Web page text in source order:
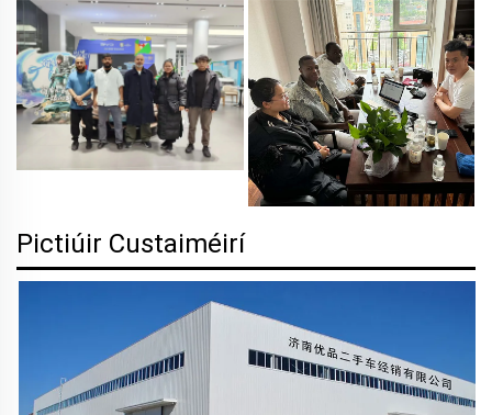
Pictiúir Custaiméirí